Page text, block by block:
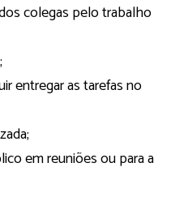
colegas pelo trabalho
entregar as tarefas no
em reuniões ou para a